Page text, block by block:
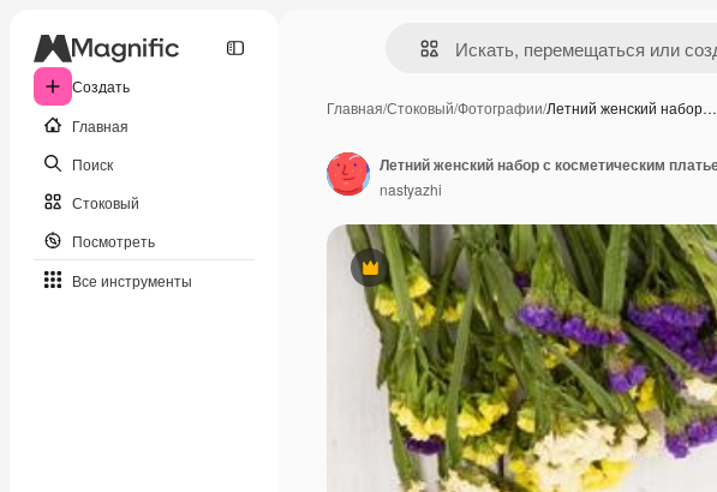
Создать
Главная
Поиск
Стоковый
Посмотреть
Все инструменты
Главная/Стоковый/Фотографии/Летний женский набор…
Премиум
nastyazhi